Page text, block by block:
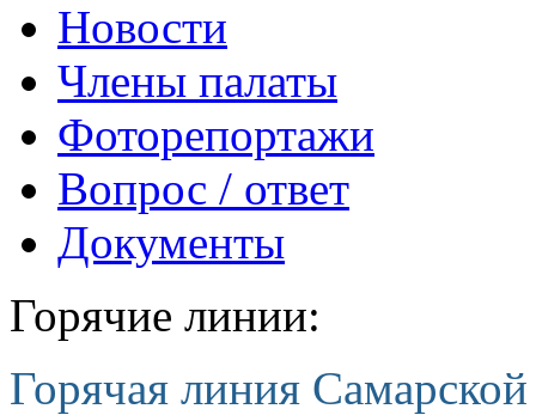
Новости
Члены палаты
Фоторепортажи
Вопрос / ответ
Документы
Горячие линии:
Горячая линия